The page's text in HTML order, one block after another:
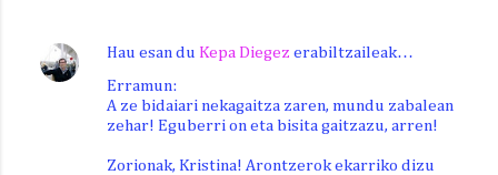
Hau esan du Kepa Diegez erabiltzaileak…
Erramun:
A ze bidaiari nekagaitza zaren, mundu zabalean
zehar! Eguberri on eta bisita gaitzazu, arren!
Zorionak, Kristina! Arontzerok ekarriko dizu